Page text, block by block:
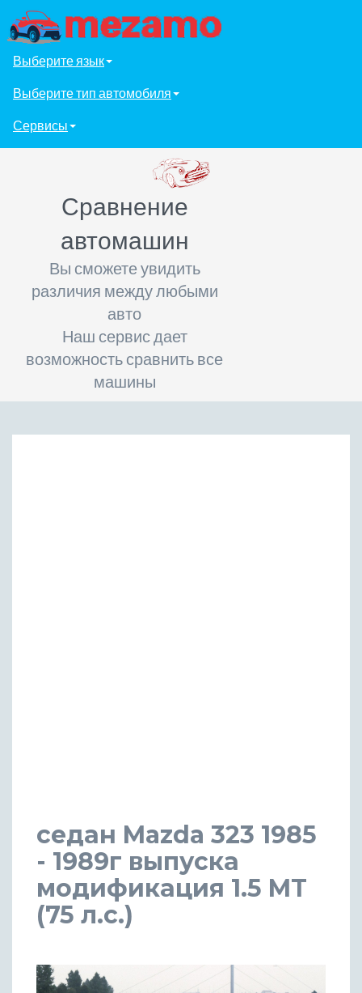
Выберите язык
Выберите тип автомобиля
Сервисы
Сравнение
автомашин
Вы сможете увидить
различия между любыми
авто
Наш сервис дает
возможность сравнить все
машины
седан Mazda 323 1985
- 1989г выпуска
модификация 1.5 MT
(75 л.с.)